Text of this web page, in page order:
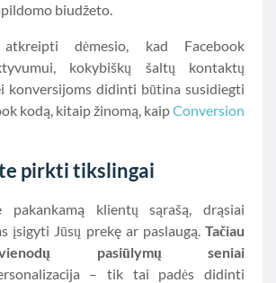
biudžeto.
atkreipti dėmesio, kad Facebook
kokybiškų šaltų kontaktų
konversijoms didinti būtina susidiegti
kodą, kitaip žinomą, kaipConversion
pirkti tikslingai
klientų sąrašą, drąsiai
įsigyti Jūsų prekę ar paslaugą. Tačiau
pasiūlymų seniai
– tik tai padės didinti